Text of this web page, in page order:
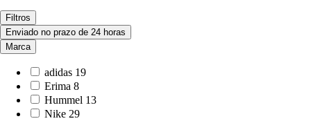
Filtros
Enviado no prazo de 24 horas
Marca
adidas 19
Erima 8
Hummel 13
Nike 29